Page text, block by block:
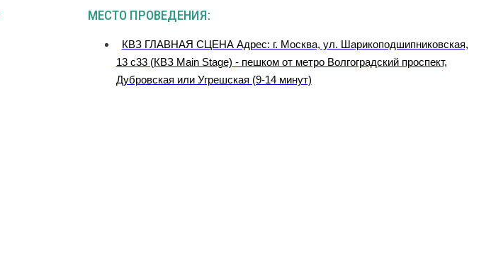
МЕСТО ПРОВЕДЕНИЯ:
КВЗ ГЛАВНАЯ СЦЕНА Адрес: г. Москва, ул. Шарикоподшипниковская,
13 с33 (КВЗ Main Stage) - пешком от метро Волгоградский проспект,
Дубровcкая или Угрешская (9-14 минут)